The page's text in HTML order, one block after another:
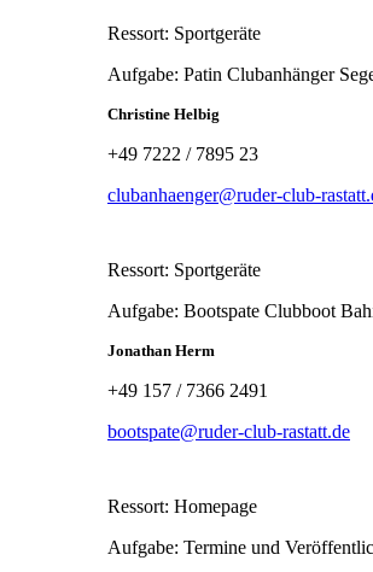
Ressort: Sportgeräte
Aufgabe: Patin Clubanhänger
Christine Helbig
+49 7222 / 7895 23
clubanhaenger@ruder-club-
Ressort: Sportgeräte
Aufgabe: Bootspate Clubboot
Jonathan Herm
+49 157 / 7366 2491
bootspate@ruder-club-rastatt.de
Ressort: Homepage
Aufgabe: Termine und